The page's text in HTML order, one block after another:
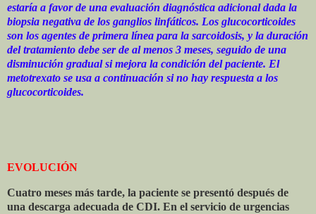
estaría a favor de una evaluación diagnóstica adicional dada la
biopsia negativa de los ganglios linfáticos. Los glucocorticoides
son los agentes de primera línea para la sarcoidosis, y la duración
del tratamiento debe ser de al menos 3 meses, seguido de una
disminución gradual si mejora la condición del paciente. El
metotrexato se usa a continuación si no hay respuesta a los
glucocorticoides.
EVOLUCIÓN
Cuatro meses más tarde, la paciente se presentó después de
una descarga adecuada de CDI. En el servicio de urgencias